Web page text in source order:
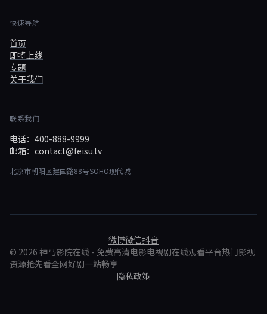
快速导航
首页
即将上线
专题
关于我们
联系我们
电话：400-888-9999
邮箱：contact@feisu.tv
北京市朝阳区建国路88号SOHO现代城
微博微信抖音
© 2026 神马影院在线 - 免费高清电影电视剧在线观看平台热门影视
资源抢先看全网好剧一站畅享
隐私政策